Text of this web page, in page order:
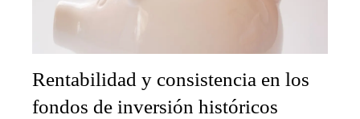
Rentabilidad y consistencia en los
fondos de inversión históricos